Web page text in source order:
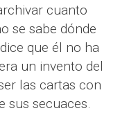
cuanto
se sabe dónde
dice que él no ha
un invento del
las cartas con
sus secuaces.